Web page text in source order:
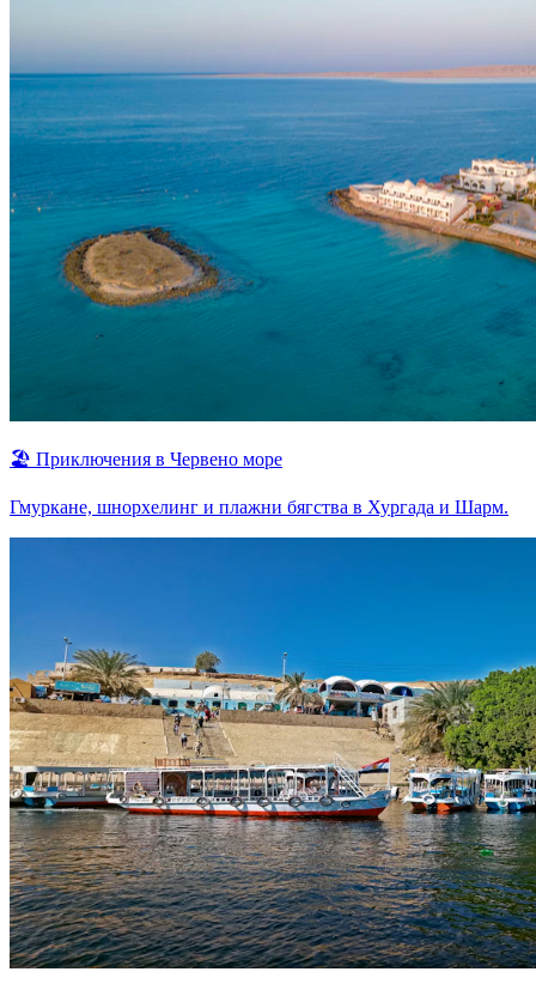
🏖 Приключения в Червено море
Гмуркане, шнорхелинг и плажни бягства в Хургада и Шарм.